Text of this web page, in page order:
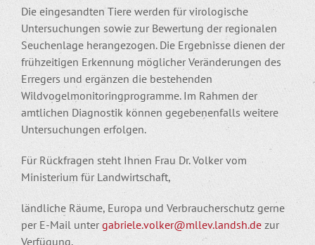
Die eingesandten Tiere werden für virologische
Untersuchungen sowie zur Bewertung der regionalen
Seuchenlage herangezogen. Die Ergebnisse dienen der
frühzeitigen Erkennung möglicher Veränderungen des
Erregers und ergänzen die bestehenden
Wildvogelmonitoringprogramme. Im Rahmen der
amtlichen Diagnostik können gegebenenfalls weitere
Untersuchungen erfolgen.
Für Rückfragen steht Ihnen Frau Dr. Volker vom
Ministerium für Landwirtschaft,
ländliche Räume, Europa und Verbraucherschutz gerne
per E-Mail untergabriele.volker@mllev.landsh.dezur
Verfügung.